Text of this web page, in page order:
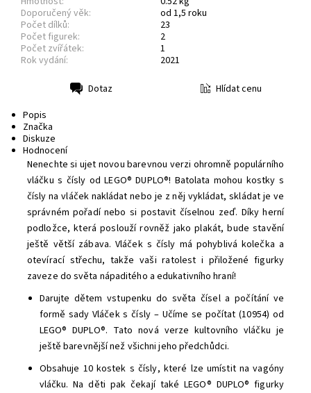
Doporučený věk:
od 1,5 roku
Počet dílků:
23
Počet figurek:
2
Počet zvířátek:
1
Rok vydání:
2021
Dotaz
Hlídat cenu
Popis
Značka
Diskuze
Hodnocení
Nenechte si ujet novou barevnou verzi ohromně populárního
vláčku s čísly od LEGO® DUPLO®! Batolata mohou kostky s
čísly na vláček nakládat nebo je z něj vykládat, skládat je ve
správném pořadí nebo si postavit číselnou zeď. Díky herní
podložce, která poslouží rovněž jako plakát, bude stavění
ještě větší zábava. Vláček s čísly má pohyblivá kolečka a
otevírací střechu, takže vaši ratolest i přiložené figurky
zaveze do světa nápaditého a edukativního hraní!
Darujte dětem vstupenku do světa čísel a počítání ve
formě sady Vláček s čísly – Učíme se počítat (10954) od
LEGO® DUPLO®. Tato nová verze kultovního vláčku je
ještě barevnější než všichni jeho předchůdci.
Obsahuje 10 kostek s čísly, které lze umístit na vagóny
vláčku. Na děti pak čekají také LEGO® DUPLO® figurky